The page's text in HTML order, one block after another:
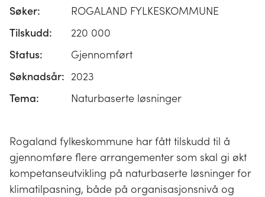
Søker:
ROGALAND FYLKESKOMMUNE
Tilskudd:
220 000
Status:
Gjennomført
Søknadsår: 2023
Tema:
Naturbaserte løsninger
Rogaland fylkeskommune har fått tilskudd til å
gjennomføre flere arrangementer som skal gi økt
kompetanseutvikling på naturbaserte løsninger for
klimatilpasning, både på organisasjonsnivå og